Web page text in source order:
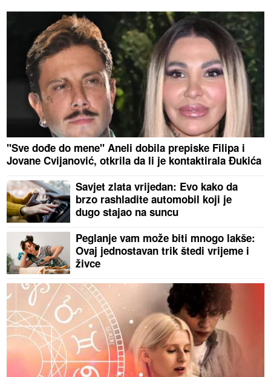
"Sve dođe do mene" Aneli dobila prepiske Filipa i
Jovane Cvijanović, otkrila da li je kontaktirala Đukića
Savjet zlata vrijedan: Evo kako da
brzo rashladite automobil koji je
dugo stajao na suncu
Peglanje vam može biti mnogo lakše:
Ovaj jednostavan trik štedi vrijeme i
živce